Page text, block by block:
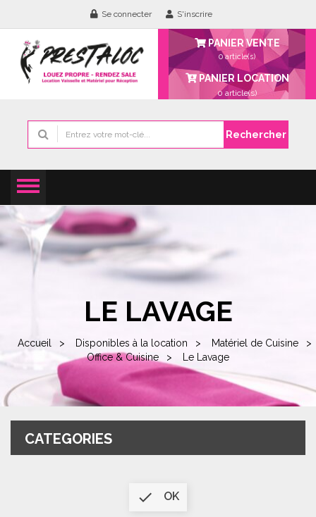
Se connecter S'inscrire
PANIER VENTE
0 article(s)
PANIER LOCATION
0 article(s)
Rechercher
LE LAVAGE
Accueil Disponibles à la location
Matériel de Cuisine
Office & Cuisine
Le Lavage
CATEGORIES
 OK